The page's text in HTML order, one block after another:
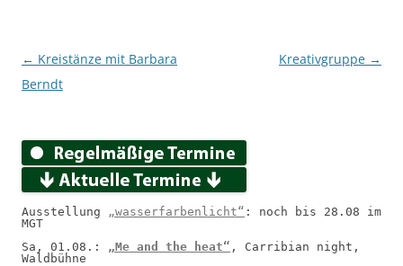
Beitragsnavigation
← Kreistänze mit Barbara
Berndt
Kreativgruppe →
Ausstellung „wasserfarbenlicht“ : noch bis 28.08 im
MGT
Sa, 01.08.: „Me and the heat“ , Carribian night,
Waldbühne